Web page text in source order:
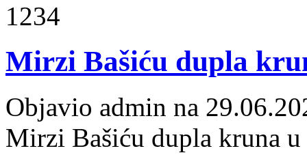
1234
Mirzi Bašiću dupla
Objavio admin na
Mirzi Bašiću dupla kruna u